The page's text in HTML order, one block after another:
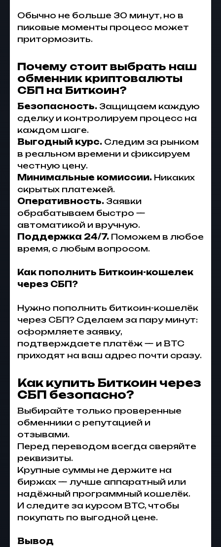
Обычно не больше 30 минут, но в
пиковые моменты процесс может
притормозить.
Почему стоит выбрать наш
обменник криптовалюты
СБП на Биткоин?
Безопасность. Защищаем каждую
сделку и контролируем процесс на
каждом шаге.
Выгодный курс. Следим за рынком
в реальном времени и фиксируем
честную цену.
Минимальные комиссии. Никаких
скрытых платежей.
Оперативность. Заявки
обрабатываем быстро —
автоматикой и вручную.
Поддержка 24/7. Поможем в любое
время, с любым вопросом.
Как пополнить Биткоин-кошелек
через СБП?
Нужно пополнить биткоин-кошелёк
через СБП? Сделаем за пару минут:
оформляете заявку,
подтверждаете платёж — и BTC
приходят на ваш адрес почти сразу.
Как купить Биткоин через
СБП безопасно?
Выбирайте только проверенные
обменники с репутацией и
отзывами.
Перед переводом всегда сверяйте
реквизиты.
Крупные суммы не держите на
биржах — лучше аппаратный или
надёжный программный кошелёк.
И следите за курсом BTC, чтобы
покупать по выгодной цене.
Вывод